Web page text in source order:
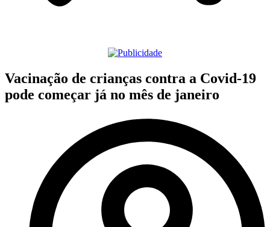
Vacinação de crianças contra a Covid-19
pode começar já no mês de janeiro